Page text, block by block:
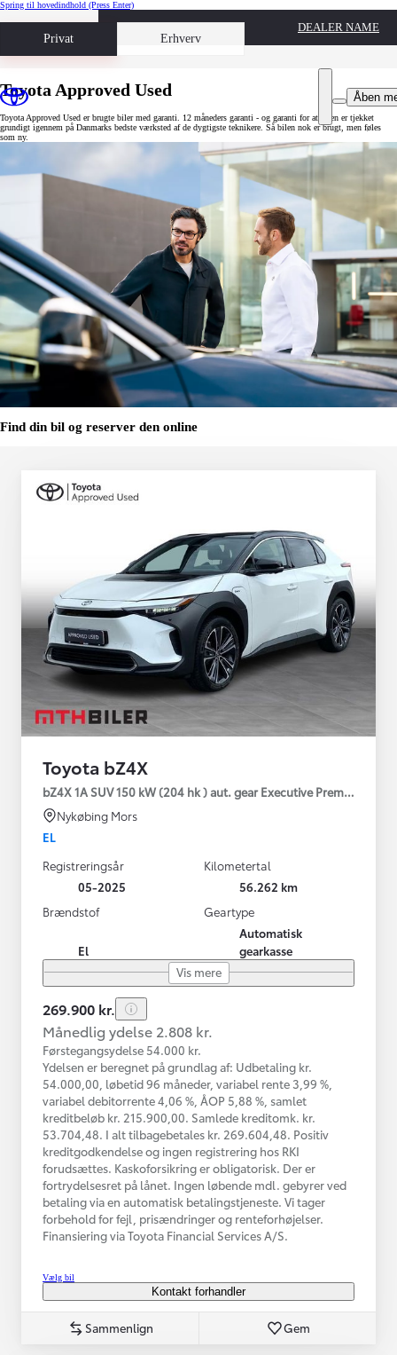
Spring til hovedindhold (Press Enter)
Privat Erhverv
Book prøvetur
DEALER NAME
Åben
Toyota Approved Used
Toyota Approved Used er brugte biler med garanti. 12 måneders garanti - og garanti for at bilen er tjekket
grundigt igennem på Danmarks bedste værksted af de dygtigste teknikere. Så bilen nok er brugt, men føles
som ny.
Find din bil og reserver den online
Toyota bZ4X
bZ4X 1A SUV 150 kW (204 hk ) aut. gear Executive Premium
Nykøbing Mors
EL
Registreringsår
05-2025
Kilometertal
56.262 km
Brændstof
El
Geartype
Automatisk
gearkasse
Vis mere
269.900 kr.
Månedlig ydelse 2.808 kr.
Førstegangsydelse 54.000 kr.
Ydelsen er beregnet på grundlag af: Udbetaling kr.
54.000,00, løbetid 96 måneder, variabel rente 3,99 %,
variabel debitorrente 4,06 %, ÅOP 5,88 %, samlet
kreditbeløb kr. 215.900,00. Samlede kreditomk. kr.
53.704,48. I alt tilbagebetales kr. 269.604,48. Positiv
kreditgodkendelse og ingen registrering hos RKI
forudsættes. Kaskoforsikring er obligatorisk. Der er
fortrydelsesret på lånet. Ingen løbende mdl. gebyrer ved
betaling via en automatisk betalingstjeneste. Vi tager
forbehold for fejl, prisændringer og renteforhøjelser.
Finansiering via Toyota Financial Services A/S.
Vælg bil
Kontakt forhandler
Sammenlign Gem